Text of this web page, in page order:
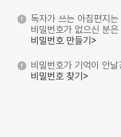
독자가 쓰는 아침편지
비밀번호가 없으신 분
비밀번호 만들기>
비밀번호가 기억이 안
비밀번호 찾기>